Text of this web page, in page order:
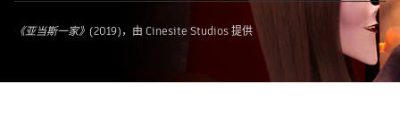
《亚当斯一家》 (2019)，由 Cinesite Studios 提供